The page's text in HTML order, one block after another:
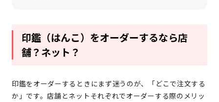
印鑑（はんこ）をオーダーするなら店
舗？ネット？
印鑑をオーダーするときにまず迷うのが、「どこで注文する
か」です。店舗とネットそれぞれでオーダーする際のメリッ